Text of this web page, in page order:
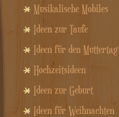
Musikalische Mobiles
Ideen zur Taufe
Ideen für den Muttertag
Hochzeitsideen
Ideen zur Geburt
Ideen für Weihnachten